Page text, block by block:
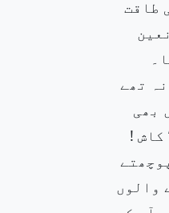
طاقت
تھے
بھی
کاش !
والوں